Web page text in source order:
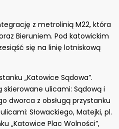
z metrolinią M22, która
Bieruniem. Pod katowickim
się na linię lotniskową
„Katowice Sądowa”.
ulicami: Sądową i
dworca z obsługą przystanku
Słowackiego, Matejki, pl.
„Katowice Plac Wolności”,